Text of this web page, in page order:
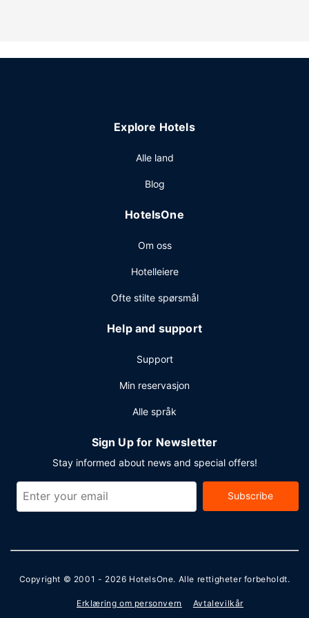
Explore Hotels
Alle land
Blog
HotelsOne
Om oss
Hotelleiere
Ofte stilte spørsmål
Help and support
Support
Min reservasjon
Alle språk
Sign Up for Newsletter
Stay informed about news and special offers!
Subscribe
Copyright © 2001 - 2026 HotelsOne. Alle rettigheter forbeholdt.
Erklæring om personvern Avtalevilkår